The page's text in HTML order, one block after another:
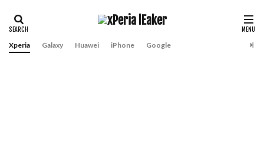
Xperia Galaxy Huawei iPhone Google